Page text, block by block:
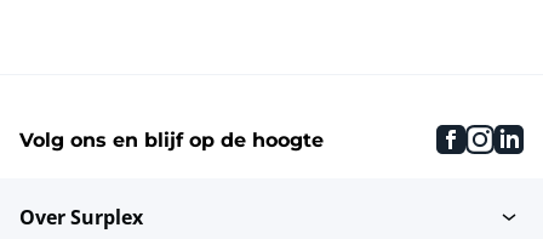
Volg ons en blijf op de hoogte
Over Surplex